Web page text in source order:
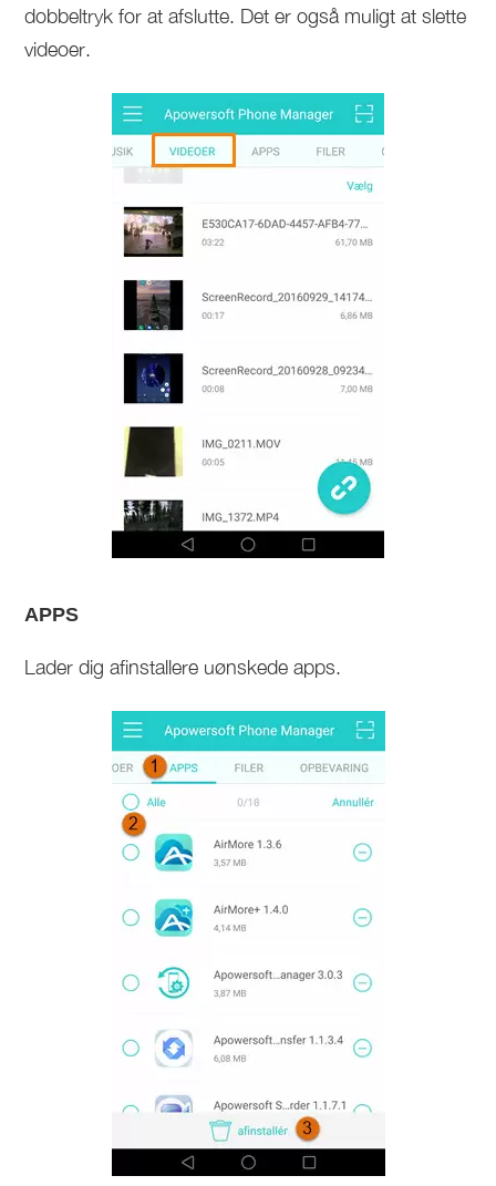
dobbeltryk for at afslutte. Det er også muligt at slette
videoer.
APPS
Lader dig afinstallere uønskede apps.